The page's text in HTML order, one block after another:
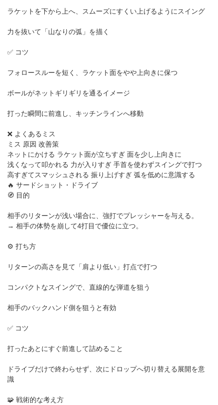
ラケットを下から上へ、スムーズにすくい上げるようにスイング
力を抜いて「山なりの弧」を描く
✅ コツ
フォロースルーを短く、ラケット面をやや上向きに保つ
ボールがネットギリギリを通るイメージ
打った瞬間に前進し、キッチンラインへ移動
❌ よくあるミス
ミス 原因 改善策
ネットにかける ラケット面が立ちすぎ 面を少し上向きに
浅くなって叩かれる 力が入りすぎ 手首を使わずスイングで打つ
高すぎてスマッシュされる 振り上げすぎ 弧を低めに意識する
🔥 サードショット・ドライブ
🧭 目的
相手のリターンが浅い場合に、強打でプレッシャーを与える。
→ 相手の体勢を崩して4打目で優位に立つ。
⚙️ 打ち方
リターンの高さを見て「肩より低い」打点で打つ
コンパクトなスイングで、直線的な弾道を狙う
相手のバックハンド側を狙うと有効
✅ コツ
打ったあとにすぐ前進して詰めること
ドライブだけで終わらせず、次にドロップへ切り替える展開を意
識
🧩 戦術的な考え方